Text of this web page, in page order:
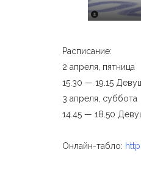
Расписание:
2 апреля, пятница
15.30 — 19.15
3 апреля, суббота
14.45 — 18.50
Онлайн-табло: